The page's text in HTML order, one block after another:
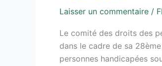
Laisser un commentaire /
Le comité des droits des
dans le cadre de sa
personnes handicapées